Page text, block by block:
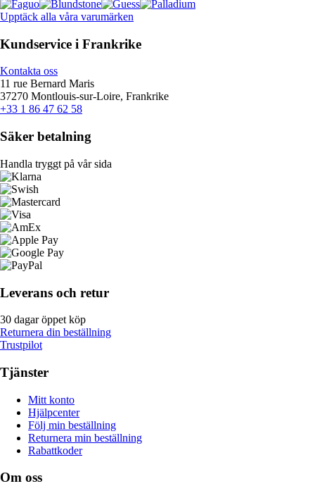
Upptäck alla våra varumärken
Kundservice i Frankrike
Kontakta oss
11 rue Bernard Maris
37270 Montlouis-sur-Loire, Frankrike
+33 1 86 47 62 58
Säker betalning
Handla tryggt på vår sida
Leverans och retur
30 dagar öppet köp
Returnera din beställning
Trustpilot
Tjänster
Mitt konto
Hjälpcenter
Följ min beställning
Returnera min beställning
Rabattkoder
Om oss